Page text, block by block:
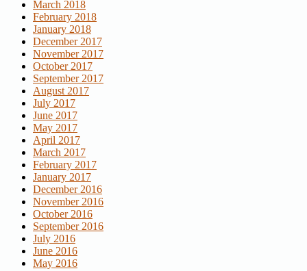
March 2018
February 2018
January 2018
December 2017
November 2017
October 2017
September 2017
August 2017
July 2017
June 2017
May 2017
April 2017
March 2017
February 2017
January 2017
December 2016
November 2016
October 2016
September 2016
July 2016
June 2016
May 2016